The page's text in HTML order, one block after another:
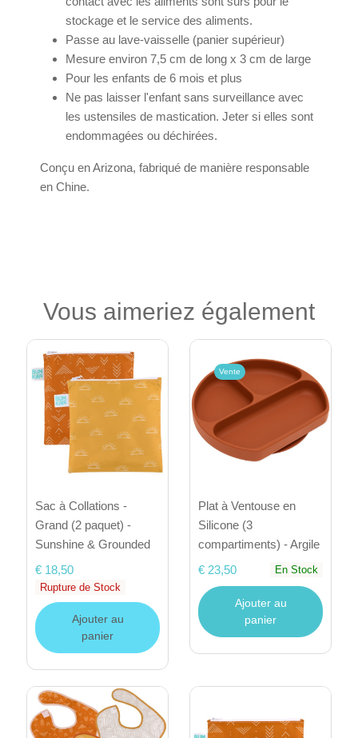
stockage et le service des aliments.
Passe au lave-vaisselle (panier supérieur)
Mesure environ 7,5 cm de long x 3 cm de large
Pour les enfants de 6 mois et plus
Ne pas laisser l'enfant sans surveillance avec
les ustensiles de mastication. Jeter si elles sont
endommagées ou déchirées.
Conçu en Arizona, fabriqué de manière responsable
en Chine.
Vous aimeriez également
Sac à Collations -
Grand (2 paquet) -
Sunshine & Grounded
€ 18,50
Rupture de Stock
Ajouter au
panier
Vente
Plat à Ventouse en
Silicone (3
compartiments) - Argile
€ 23,50
En Stock
Ajouter au
panier